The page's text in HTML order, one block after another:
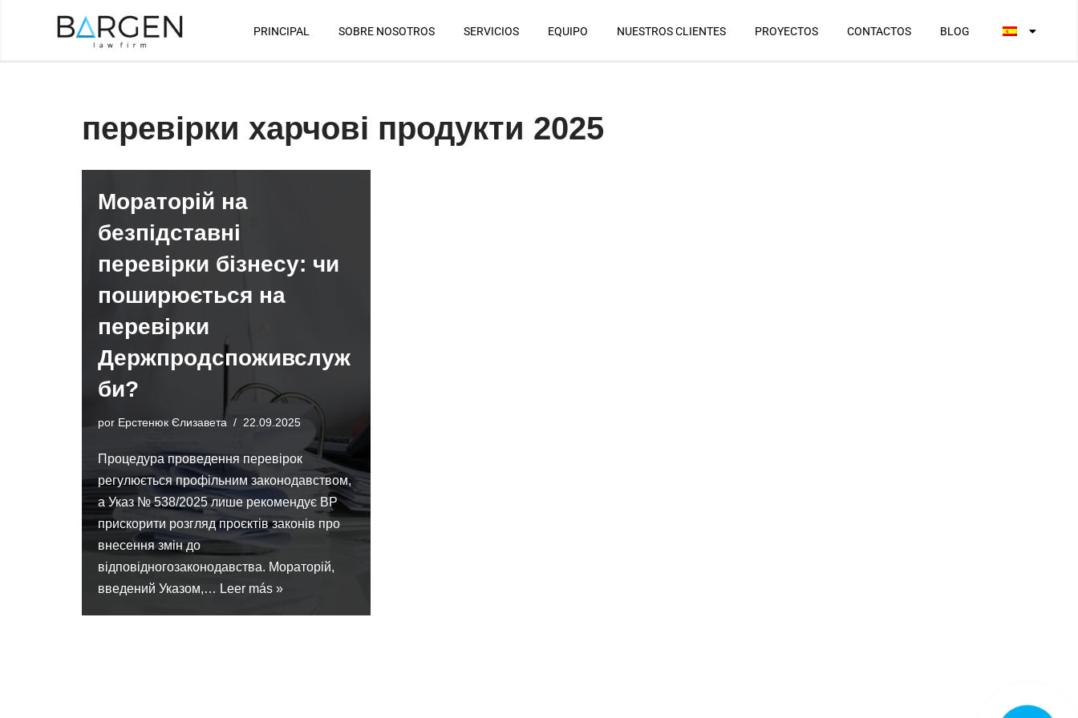
PRINCIPAL SOBRE NOSOTROS SERVICIOS EQUIPO NUESTROS CLIENTES PROYECTOS CONTACTOS BLOG
перевірки харчові продукти 2025
Мораторій на
безпідставні
перевірки бізнесу: чи
поширюється на
перевірки
Держпродспоживслуж
би?
por Ерстенюк Єлизавета 22.09.2025
Процедура проведення перевірок
регулюється профільним законодавством,
а Указ № 538/2025 лише рекомендує ВР
прискорити розгляд проєктів законів про
внесення змін до
відповідногозаконодавства. Мораторій,
введений Указом,… Leer más »